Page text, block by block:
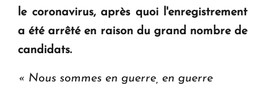
KASA : 30 ans d'audace, de résilience et d'avenir
le coronavirus, après quoi l'enregistrement
a été arrêté en raison du grand nombre de
candidats.
« Nous sommes en guerre, en guerre